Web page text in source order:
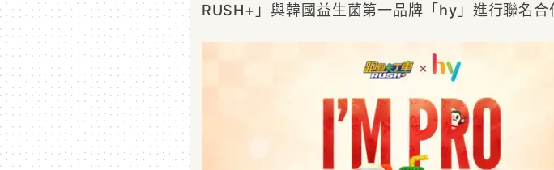
RUSH+」與韓國益生菌第一品牌「hy」進行聯名合